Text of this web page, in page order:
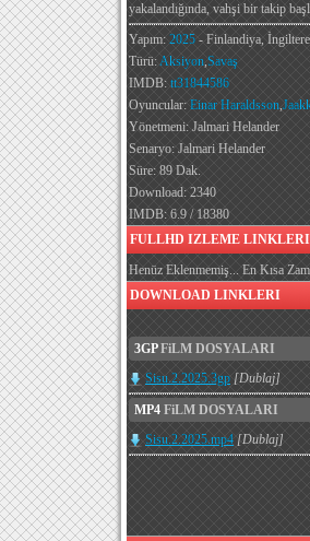
yakalandığında, vahşi bir takip
Yapım: 2025 - Finlandiya, İngiltere
Türü:Aksiyon,Savaş
IMDB: tt31844586
Oyuncular: Einar Haraldsson,
Yönetmeni: Jalmari Helander
Senaryo: Jalmari Helander
Süre: 89 Dak.
Download: 2340
IMDB: 6.9 / 18380
FULLHD IZLEME LINKLERI
Henüz Eklenmemiş... En Kısa
DOWNLOAD LINKLERI
3GPFiLM DOSYALARI
Sisu.2.2025.3gp [Dublaj]
MP4 FiLM DOSYALARI
Sisu.2.2025.mp4 [Dublaj]